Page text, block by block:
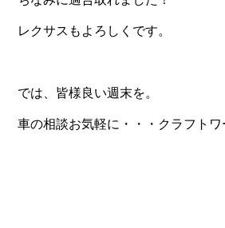
レクサスもよろしくです。
では、皆様良い週末を。
車の相談お気軽に・・・クラフトワ